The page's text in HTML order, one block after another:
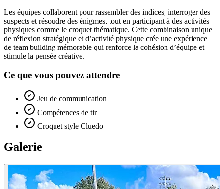
Les équipes collaborent pour rassembler des indices, interroger des
suspects et résoudre des énigmes, tout en participant à des activités
physiques comme le croquet thématique. Cette combinaison unique
de réflexion stratégique et d’activité physique crée une expérience
de team building mémorable qui renforce la cohésion d’équipe et
stimule la pensée créative.
Ce que vous pouvez attendre
Jeu de communication
Compétences de tir
Croquet style Cluedo
Galerie